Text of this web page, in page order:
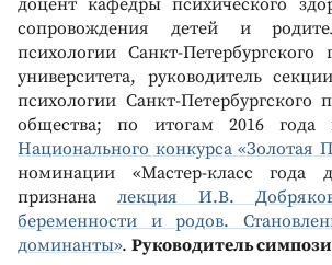
сопровождения детей и
психологии Санкт-Петербургского
университета, руководитель
психологии Санкт-Петербургского
общества; по итогам 2016
Национального конкурса «Золотая
номинации «Мастер-класс года
признана лекция И.В.
беременности и родов.
доминанты». Руководитель